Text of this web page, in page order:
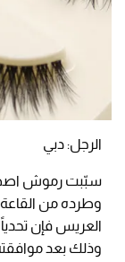
الرجل: دبي
سبّبت رموش
وطرده من
العريس فإن
وذلك بعد